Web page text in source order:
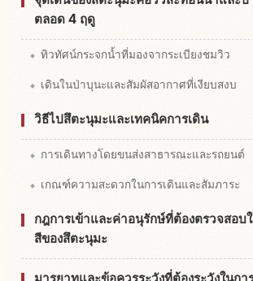
ตลอด 4 ฤดู
ทิวทัศน์กระจกน้ำที่มองจากระเบียงชมวิว
เดินในป่าบุนะและสัมผัสอากาศที่เงียบสงบ
วิธีไปสึตะนุมะและเทคนิคการเดิน
การเดินทางโดยขนส่งสาธารณะและรถยนต์
เกณฑ์ความสะดวกในการเดินและสัมภาระ
กฎการเข้าและค่าอนุรักษ์ที่ต้องตรวจสอบ
สีของสึตะนุมะ